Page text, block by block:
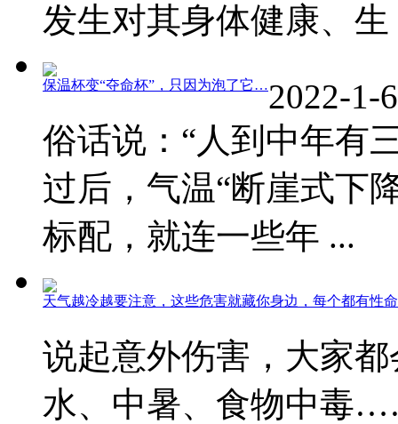
发生对其身体健康、生
保温杯变“夺命杯”，只因为泡了它…2022-1-
俗话说：“人到中年有
过后，气温“断崖式下
标配，就连一些年 ...
天气越冷越要注意，这些危害就藏你身边，每个都有性
说起意外伤害，大家
水、中暑、食物中毒